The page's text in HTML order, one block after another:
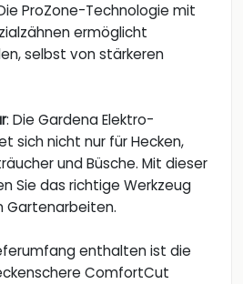
ProZone-Technologie mit
ermöglicht
selbst von stärkeren
: Die Gardena Elektro-
sich nicht nur für Hecken,
und Büsche. Mit dieser
Sie das richtige Werkzeug
Gartenarbeiten.
enthalten ist die
ComfortCut